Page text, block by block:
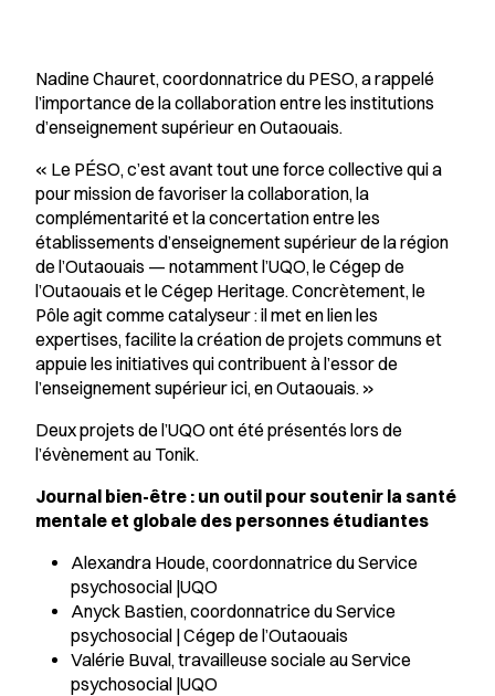
Nadine Chauret, coordonnatrice du PESO, a rappelé
l’importance de la collaboration entre les institutions
d’enseignement supérieur en Outaouais.
« Le PÉSO, c’est avant tout une force collective qui a
pour mission de favoriser la collaboration, la
complémentarité et la concertation entre les
établissements d’enseignement supérieur de la région
de l’Outaouais — notamment l’UQO, le Cégep de
l’Outaouais et le Cégep Heritage. Concrètement, le
Pôle agit comme catalyseur : il met en lien les
expertises, facilite la création de projets communs et
appuie les initiatives qui contribuent à l’essor de
l’enseignement supérieur ici, en Outaouais. »
Deux projets de l’UQO ont été présentés lors de
l’évènement au Tonik.
Journal bien-être : un outil pour soutenir la santé
mentale et globale des personnes étudiantes
Alexandra Houde, coordonnatrice du Service
psychosocial |UQO
Anyck Bastien, coordonnatrice du Service
psychosocial | Cégep de l’Outaouais
Valérie Buval, travailleuse sociale au Service
psychosocial |UQO